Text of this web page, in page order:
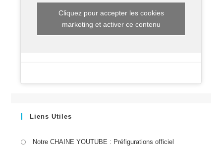
Cliquez pour accepter les cookies
marketing et activer ce contenu
Liens Utiles
Notre CHAINE YOUTUBE : Préfigurations officiel